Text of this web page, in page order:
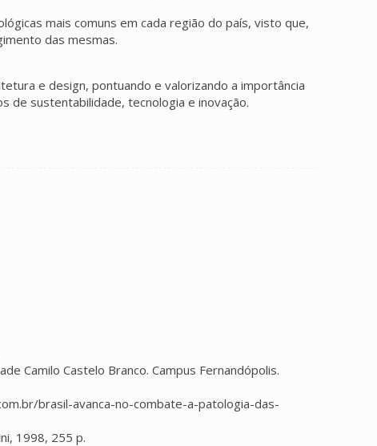
mais comuns em cada região do país, visto que,
das mesmas.
e design, pontuando e valorizando a importância
de sustentabilidade, tecnologia e inovação.
Camilo Castelo Branco. Campus Fernandópolis.
brasil-avanca-no-combate-a-patologia-das-
1998, 255 p.